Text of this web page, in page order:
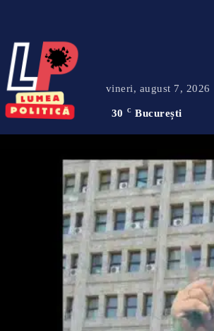
vineri, august 7, 2026
30 C București